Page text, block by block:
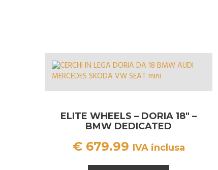
ELITE WHEELS – DORIA 18″ –
BMW DEDICATED
€679.99 IVA inclusa